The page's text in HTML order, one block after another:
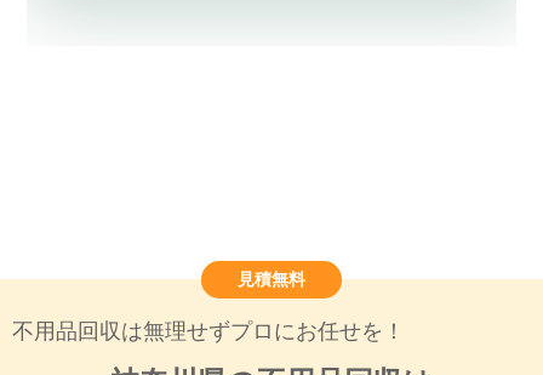
見積無料
不用品回収は無理せずプロにお任せを！